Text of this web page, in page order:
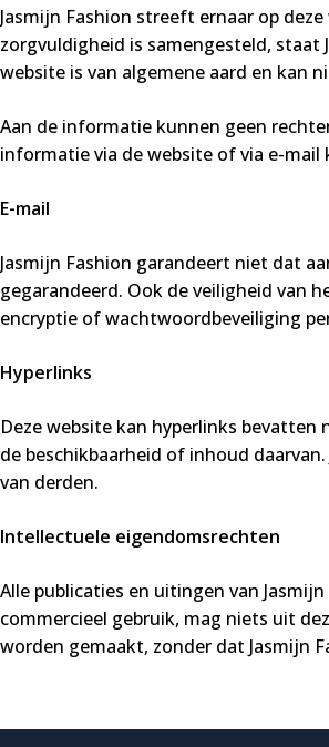
Jasmijn Fashion streeft ernaar op
zorgvuldigheid is samengesteld,
website is van algemene aard en kan
Aan de informatie kunnen geen
informatie via de website of via e-mail
E-mail
Jasmijn Fashion garandeert niet dat
gegarandeerd. Ook de veiligheid van
encryptie of wachtwoordbeveiliging
Hyperlinks
Deze website kan hyperlinks
de beschikbaarheid of inhoud
van derden.
Intellectuele eigendomsrechten
Alle publicaties en uitingen van
commercieel gebruik, mag niets uit
worden gemaakt, zonder dat Jasmijn